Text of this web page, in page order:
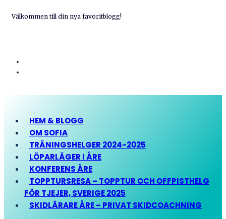
Välkommen till din nya favoritblogg!
HEM & BLOGG
OM SOFIA
TRÄNINGSHELGER 2024-2025
LÖPARLÄGER I ÅRE
KONFERENS ÅRE
TOPPTURSRESA – TOPPTUR OCH OFFPISTHELG
FÖR TJEJER, SVERIGE 2025
SKIDLÄRARE ÅRE – PRIVAT SKIDCOACHNING